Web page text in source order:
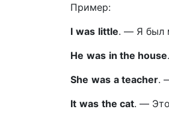
Пример:
I was little. — Я был
He was in the house.
She was a teacher.
It was the cat. —